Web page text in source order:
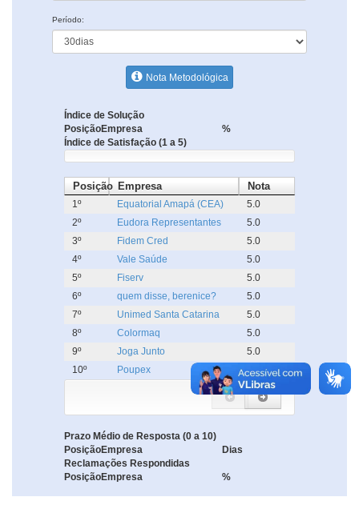
Período:
Nota Metodológica
Índice de Solução
PosiçãoEmpresa
%
Índice de Satisfação (1 a 5)
Posição Empresa Nota
1º Equatorial Amapá (CEA)
5.0
2º
Eudora Representantes
5.0
3º
Fidem Cred
5.0
4º
Vale Saúde
5.0
5º
Fiserv
5.0
6º
quem disse, berenice?
5.0
7º
Unimed Santa Catarina
5.0
8º
Colormaq
5.0
9º
Joga Junto
5.0
10º
Poupex 5.0
Prazo Médio de Resposta (0 a 10)
PosiçãoEmpresa
Dias
Reclamações Respondidas
PosiçãoEmpresa %